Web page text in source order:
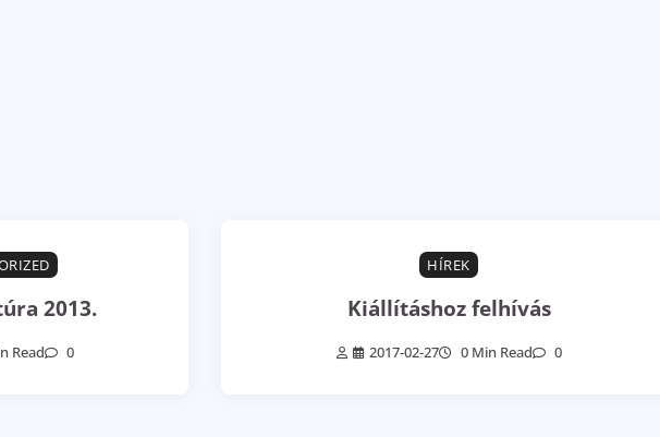
2013.
Read 0
HÍREK
Kiállításhoz felhívás
2017-02-27 0 Min Read 0